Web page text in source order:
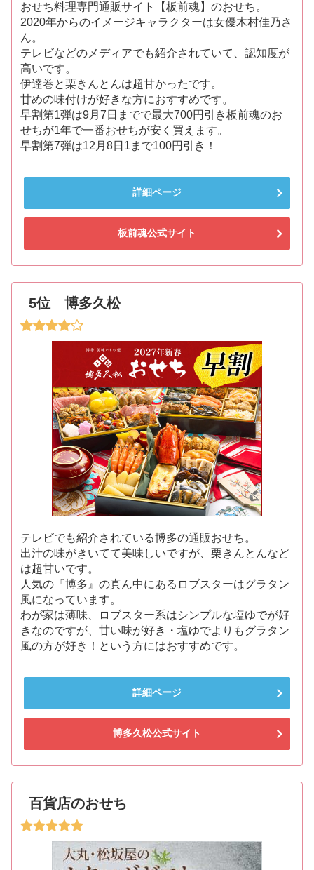
おせち料理専門通販サイト【板前魂】のおせち。
2020年からのイメージキャラクターは女優木村佳乃さ
ん。
テレビなどのメディアでも紹介されていて、認知度が
高いです。
伊達巻と栗きんとんは超甘かったです。
甘めの味付けが好きな方におすすめです。
早割第1弾は9月7日までで最大700円引き板前魂のお
せちが1年で一番おせちが安く買えます。
早割第7弾は12月8日1まで100円引き！
詳細ページ
板前魂公式サイト
5位 博多久松
テレビでも紹介されている博多の通販おせち。
出汁の味がきいてて美味しいですが、栗きんとんなど
は超甘いです。
人気の『博多』の真ん中にあるロブスターはグラタン
風になっています。
わが家は薄味、ロブスター系はシンプルな塩ゆでが好
きなのですが、甘い味が好き・塩ゆでよりもグラタン
風の方が好き！という方にはおすすめです。
詳細ページ
博多久松公式サイト
百貨店のおせち